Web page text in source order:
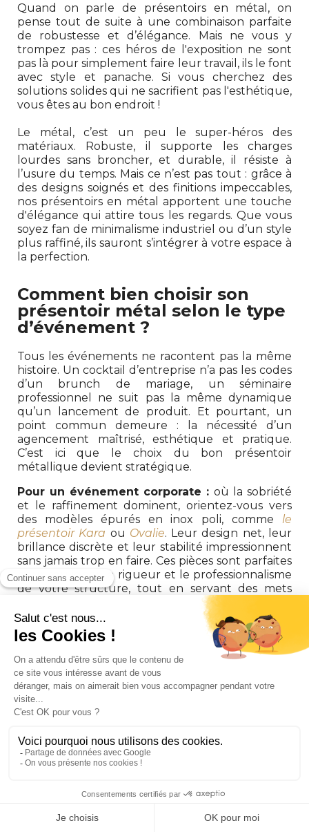
Quand on parle de présentoirs en métal, on
pense tout de suite à une combinaison parfaite
de robustesse et d’élégance. Mais ne vous y
trompez pas : ces héros de l'exposition ne sont
pas là pour simplement faire leur travail, ils le font
avec style et panache. Si vous cherchez des
solutions solides qui ne sacrifient pas l'esthétique,
vous êtes au bon endroit !
Le métal, c’est un peu le super-héros des
matériaux. Robuste, il supporte les charges
lourdes sans broncher, et durable, il résiste à
l’usure du temps. Mais ce n’est pas tout : grâce à
des designs soignés et des finitions impeccables,
nos présentoirs en métal apportent une touche
d'élégance qui attire tous les regards. Que vous
soyez fan de minimalisme industriel ou d’un style
plus raffiné, ils sauront s’intégrer à votre espace à
la perfection.
Comment bien choisir son
présentoir métal selon le type
d’événement ?
Tous les événements ne racontent pas la même
histoire. Un cocktail d’entreprise n’a pas les codes
d’un brunch de mariage, un séminaire
professionnel ne suit pas la même dynamique
qu’un lancement de produit. Et pourtant, un
point commun demeure : la nécessité d’un
agencement maîtrisé, esthétique et pratique.
C’est ici que le choix du bon présentoir
métallique devient stratégique.
Pour un événement corporate : où la sobriété
et le raffinement dominent, orientez-vous vers
des modèles épurés en inox poli, comme le
présentoir Kara ou Ovalie. Leur design net, leur
brillance discrète et leur stabilité impressionnent
sans jamais trop en faire. Ces pièces sont parfaites
pour souligner la rigueur et le professionnalisme
de votre structure, tout en servant des mets
Lors d’un mariage ou d’une réception privée :
les finitions dorées ou martelées comme celles
du
présentoir GOLD Blanc
feront sensation. Elles
évoquent la fête, l’élégance, les instants
mémorables. Utilisés pour des gâteaux, des
mignardises ou des douceurs, ces supports
ajoutent une touche de luxe à votre mise en
Si vous organisez un buffet dynamique :
une forte rotation de mets ou une approche plus
tapas, food station), misez sur la flexibilité et la
commeKara, ou à étages comme lesMuse à